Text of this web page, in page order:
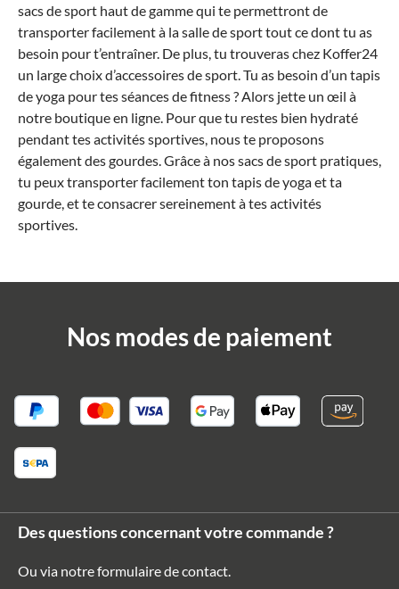
sacs de sport haut de gamme qui te permettront de
transporter facilement à la salle de sport tout ce dont tu as
besoin pour t’entraîner. De plus, tu trouveras chez Koffer24
un large choix d’accessoires de sport. Tu as besoin d’un tapis
de yoga pour tes séances de fitness ? Alors jette un œil à
notre boutique en ligne. Pour que tu restes bien hydraté
pendant tes activités sportives, nous te proposons
également des gourdes. Grâce à nos sacs de sport pratiques,
tu peux transporter facilement ton tapis de yoga et ta
gourde, et te consacrer sereinement à tes activités
sportives.
Nos modes de paiement
Des questions concernant votre commande ?
Ou via notre formulaire de contact.